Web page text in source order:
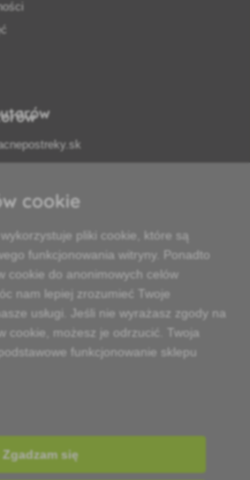
fachową poradą
w ciągu 24 godzin
cookie
pliki cookie, które są
funkcjonowania witryny. Ponadto
cookie do anonimowych celów
nam lepiej zrozumieć Twoje
usługi. Jeśli nie wyrażasz zgody na
cookie, możesz je odrzucić. Twoja
funkcjonowanie sklepu
Zgadzam się